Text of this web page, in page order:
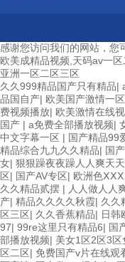
感谢您访问我们的网站，您
欧美成精品视频,天码av一
亚洲一区二区三区
久久999精品国产只有精品|
品国自产| 欧美国产激情一
费视频播放| 欧美激情在线
国产 | a免费全部播放视频|
中文字幕一区 | 国产精品99
精品综合九九久久精品| 国
女| 狠狠躁夜夜躁人人爽天
区| 国产AV专区| 欧洲色
久久精品贰摆 | 人人做人人
产| 精品久久久久秋霞| 久久
区三区| 久久香蕉精品| 日韩
97| 99re这里只有精品6| 国
部播放视频| 美女1区2区3
区二区| 免费国产v片在线观